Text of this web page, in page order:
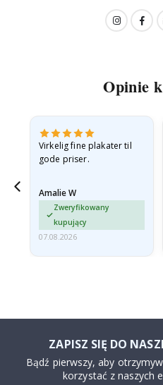
Opinie
Virkelig fine plakater til
gode priser.
Amalie W
Zweryfikowany
kupujący
07.08.2026
ZAPISZ SIĘ DO
Bądź pierwszy, aby
korzystać z naszych